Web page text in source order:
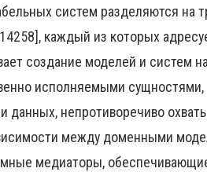
систем разделяются на
каждый из которых
создание моделей и систем
исполняемыми сущностями,
данных, непротиворечиво
между доменными
медиаторы,